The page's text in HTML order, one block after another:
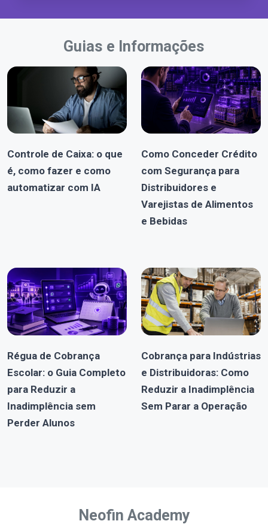
Guias e Informações
Controle de Caixa: o que
é, como fazer e como
automatizar com IA
Como Conceder Crédito
com Segurança para
Distribuidores e
Varejistas de Alimentos
e Bebidas
Régua de Cobrança
Escolar: o Guia Completo
para Reduzir a
Inadimplência sem
Perder Alunos
Cobrança para Indústrias
e Distribuidoras: Como
Reduzir a Inadimplência
Sem Parar a Operação
Neofin Academy